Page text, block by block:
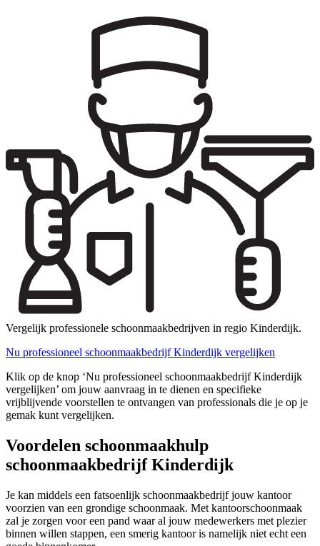
Vergelijk professionele schoonmaakbedrijven in regio Kinderdijk.
Nu professioneel schoonmaakbedrijf Kinderdijk vergelijken
Klik op de knop ‘Nu professioneel schoonmaakbedrijf Kinderdijk
vergelijken’ om jouw aanvraag in te dienen en specifieke
vrijblijvende voorstellen te ontvangen van professionals die je op je
gemak kunt vergelijken.
Voordelen schoonmaakhulp
schoonmaakbedrijf Kinderdijk
Je kan middels een fatsoenlijk schoonmaakbedrijf jouw kantoor
voorzien van een grondige schoonmaak. Met kantoorschoonmaak
zal je zorgen voor een pand waar al jouw medewerkers met plezier
binnen willen stappen, een smerig kantoor is namelijk niet echt een